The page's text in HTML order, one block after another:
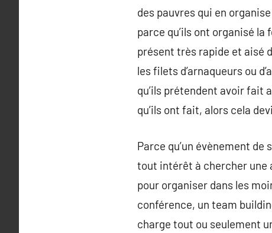
des pauvres qui en
parce qu’ils ont organisé la
présent très rapide et aisé
les filets d’arnaqueurs ou
qu’ils prétendent avoir fait
qu’ils ont fait, alors cela
Parce qu’un évènement
tout intérêt à chercher une
pour organiser dans les
conférence, un team
charge tout ou seulement